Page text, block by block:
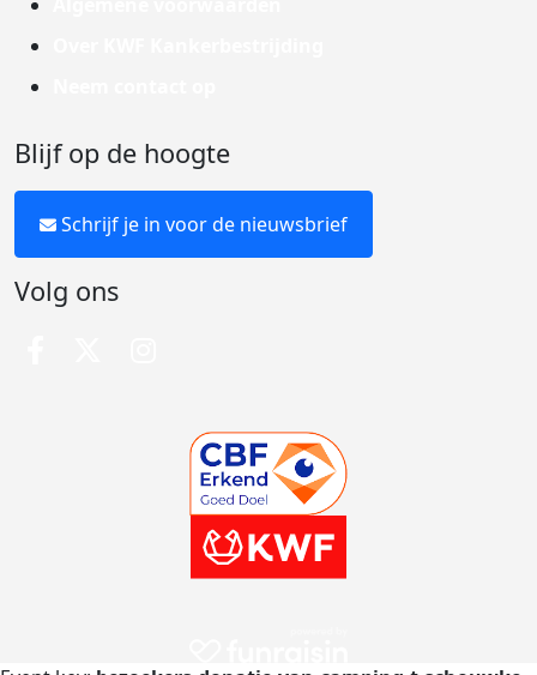
Blijf op de hoogte
Schrijf je in voor de nieuwsbrief
Volg ons